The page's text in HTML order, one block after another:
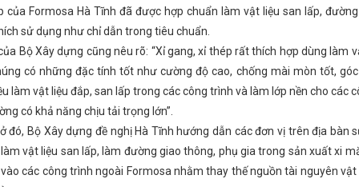
DIỄN TẬP ỨNG PHÓ SỰ CỐ HÓA CHẤT NĂM 2025 TẠI CHI NHÁNH
lĩnh vực công nghiệp
Hỗ trợ cơ sở công nghiệp nông thôn Hà
Diên tiếp Ngài Marc E. Knapper, Đại sứ đặc mệnh toàn quyền
trong khuôn khổ chuyến thăm cấp nhà nước Cộng hòa
vụ Đảng ủy UBND tỉnh Hà Tĩnh hoàn thành sơ kết giữa
chức tiếp nhận Phó Chủ tịch Công đoàn ngành
Hội nghị tổng
xã hội
Lan tỏa niềm tin thực hiện thắng lợi các quyết sách
CĐN Công Thương Hà Tĩnh tổ chức chương trình workshop Trang
I, triển khai nhiệm vụ quý II và hoạt động Tháng công nhân năm
NGÀNH CÔNG THƯƠNG (14/5/1951 – 14/5/2025) Chủ tịch
phẩm công nghiệp nông thôn; chuyển đổi số và phổ biến chính
đổi)
Toàn văn phát biểu của Tổng Bí thư Tô Lâm tại Hội nghị
với doanh nghiệp xuất, nhập khẩu nước CHDCND Lào và
của Formosa Hà Tĩnh đã được hợp chuẩn làm vật liệu san lấp,
sử dụng như chỉ dẫn trong tiêu chuẩn.
Bộ Xây dựng cũng nêu rõ: “Xỉ gang, xỉ thép rất thích hợp dùng làm
có những đặc tính tốt như cường độ cao, chống mài mòn tốt,
làm vật liệu đắp, san lấp trong các công trình và làm lớp nền cho các
có khả năng chịu tải trọng lớn”.
đó, Bộ Xây dựng đề nghị Hà Tĩnh hướng dẫn các đơn vị trên địa
vật liệu san lấp, làm đường giao thông, phụ gia trong sản xuất xi
các công trình ngoài Formosa nhằm thay thế nguồn tài nguyên